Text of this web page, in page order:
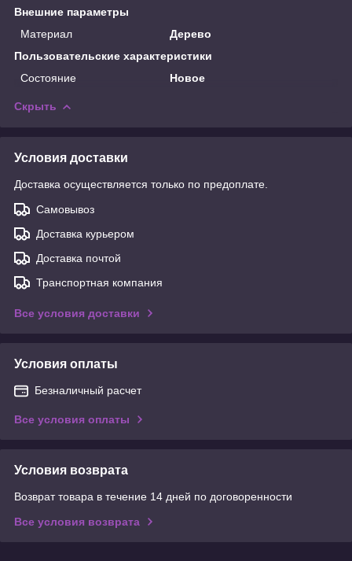
Внешние параметры
Материал
Дерево
Пользовательские характеристики
Состояние
Новое
Скрыть
Условия доставки
Доставка осуществляется только по предоплате.
Самовывоз
Доставка курьером
Доставка почтой
Транспортная компания
Все условия доставки
Условия оплаты
Безналичный расчет
Все условия оплаты
Условия возврата
Возврат товара в течение 14 дней по договоренности
Все условия возврата